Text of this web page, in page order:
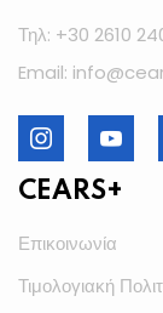
Τηλ: +30 2610
Email:
CEARS+
Επικοινωνία
Τιμολογιακή